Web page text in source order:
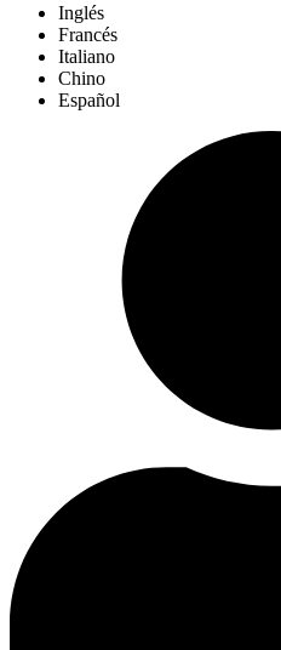
Inglés
Francés
Italiano
Chino
Español